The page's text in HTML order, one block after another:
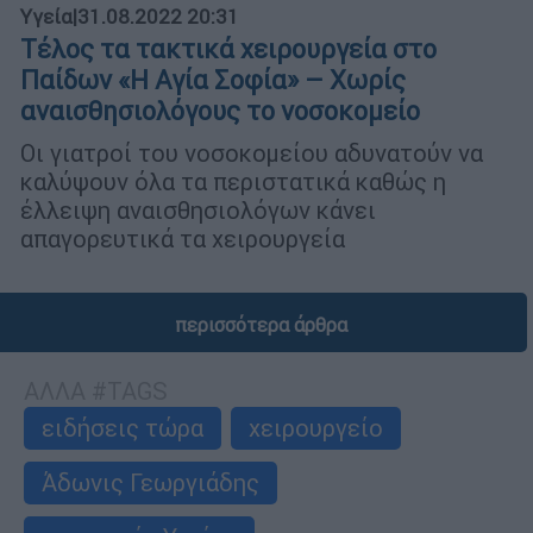
Υγεία|31.08.2022 20:31
Τέλος τα τακτικά χειρουργεία στο
Παίδων «Η Αγία Σοφία» – Χωρίς
αναισθησιολόγους το νοσοκομείο
Οι γιατροί του νοσοκομείου αδυνατούν να
καλύψουν όλα τα περιστατικά καθώς η
έλλειψη αναισθησιολόγων κάνει
απαγορευτικά τα χειρουργεία
περισσότερα άρθρα
ειδήσεις τώρα
χειρουργείο
Άδωνις Γεωργιάδης